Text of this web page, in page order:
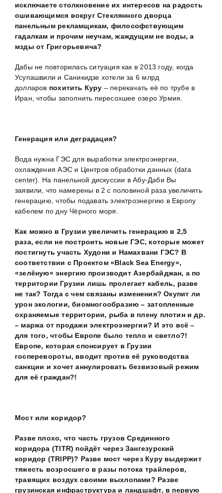
исключаете столкновение их интересов на радость
ошивающимся вокруг Стеклянного дворца
панельным рекламщикам, философствующим
гадалкам и прочим неучам, жаждущим не воды, а
мзды от Григорьевича?
Дабы не повторилась ситуация как в 2013 году, когда
Усупашвили и Саникидзе хотели за 6 млрд
долларов похитить Куру – перекачать её по трубе в
Иран, чтобы заполнить пересохшее озеро Урмия.
Генерация или деградация?
Вода нужна ГЭС для выработки электроэнергии,
охлаждения АЭС и Центров обработки данных (data
center). На панельной дискуссии в Абу-Даби Вы
заявили, что намерены в 2 с половиной раза увеличить
генерацию, чтобы подавать электроэнергию в Европу
кабелем по дну Чёрного моря.
Как можно в Грузии увеличить генерацию в 2,5
раза, если не построить новые ГЭС, которые может
постигнуть участь Худони и Намахвани ГЭС? В
соответствии с Проектом «Black Sea Energy»,
«зелёную» энергию производит Азербайджан, а по
территории Грузии лишь пролегает кабель, разве
не так? Тогда с чем связаны изменения? Окупит ли
урон экологии, биомногообразию – затопленные
охраняемые территории, рыба в плену плотин и др.
– маржа от продажи электроэнергии? И это всё –
для того, чтобы Европе было тепло и светло?!
Европе, которая спонсирует в Грузии
госперевороты, вводит против её руководства
санкции и хочет аннулировать безвизовый режим
для её граждан?!
Мост или коридор?
Разве плохо, что часть грузов Срединного
коридора (TITR) пойдёт через Зангезурский
коридор (TRIPP)? Разве мост через Куру выдержит
тяжесть возросшего в разы потока трайлеров,
травящих воздух своими выхлопами? Разве
грузинская инфраструктура и ландшафт, в первую